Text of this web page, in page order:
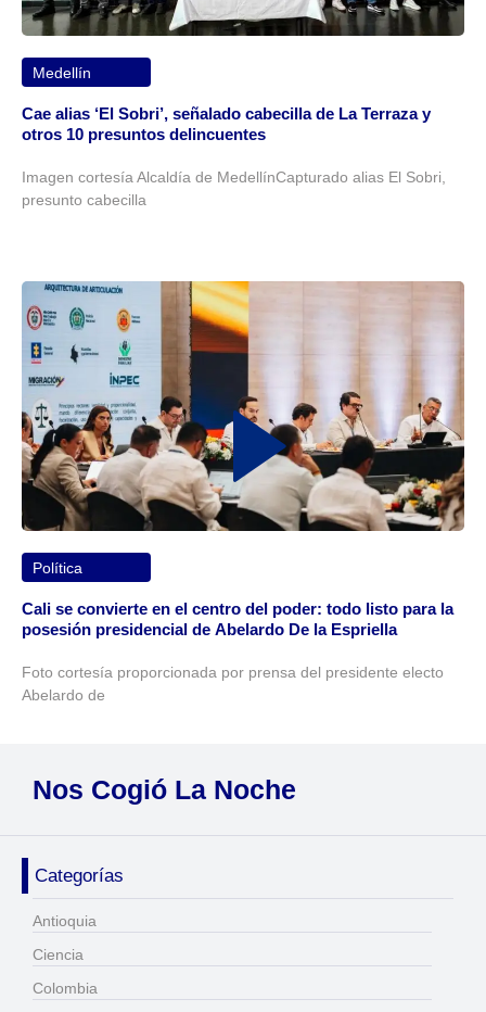
Medellín
Cae alias ‘El Sobri’, señalado cabecilla de La Terraza y
otros 10 presuntos delincuentes
Imagen cortesía Alcaldía de MedellínCapturado alias El Sobri,
presunto cabecilla
Política
Cali se convierte en el centro del poder: todo listo para la
posesión presidencial de Abelardo De la Espriella
Foto cortesía proporcionada por prensa del presidente electo
Abelardo de
Nos Cogió La Noche
Categorías
Antioquia
Ciencia
Colombia